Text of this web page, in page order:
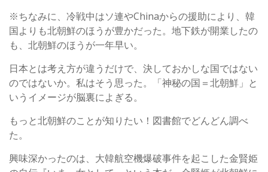
※ちなみに、冷戦中はソ連やChinaからの援助により、韓
国よりも北朝鮮のほうが豊かだった。地下鉄が開業したの
も、北朝鮮のほうが一年早い。
日本とは考え方が違うだけで、決しておかしな国ではない
のではないか。私はそう思った。「神秘の国＝北朝鮮」と
いうイメージが脳裏によぎる。
もっと北朝鮮のことが知りたい！図書館でどんどん調べ
た。
興味深かったのは、大韓航空機爆破事件を起こした金賢姫